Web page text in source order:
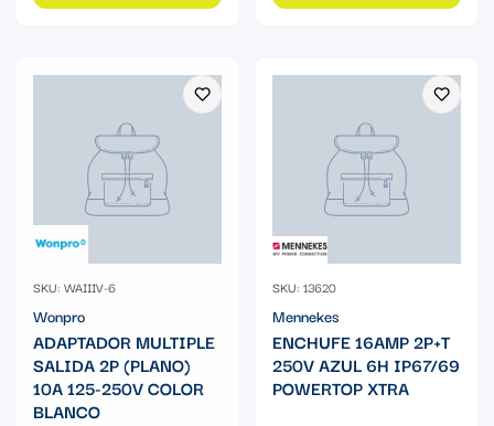
SKU: WAIIIV-6
Wonpro
ADAPTADOR MULTIPLE
SALIDA 2P (PLANO)
10A 125-250V COLOR
BLANCO
SKU: 13620
Mennekes
ENCHUFE 16AMP 2P+T
250V AZUL 6H IP67/69
POWERTOP XTRA